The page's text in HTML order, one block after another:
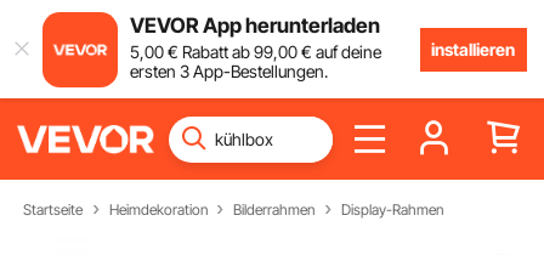
VEVOR App herunterladen
5,00€ Rabatt ab99,00€ auf deine
ersten 3 App-Bestellungen.
installieren
Startseite Heimdekoration Bilderrahmen Display-Rahmen